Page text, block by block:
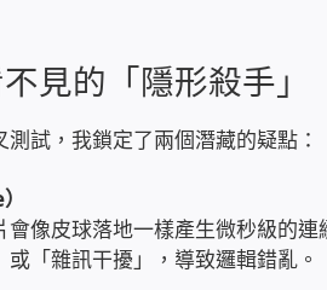
見的「隱形殺手」
試，我鎖定了兩個潛藏的疑點：
像皮球落地一樣產生微秒級的連
「雜訊干擾」，導致邏輯錯亂。